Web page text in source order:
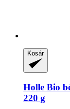
Kosár
Holle Bio
220 g